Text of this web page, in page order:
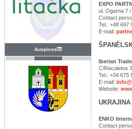
Auspices
EXPO
ul. Ogarna 7
Contact
Tel.: +48 697
E-mail:
Iberian
C/Recoletos
Tel.: +34 675
E-mail:
Website:
ENKO
Contact